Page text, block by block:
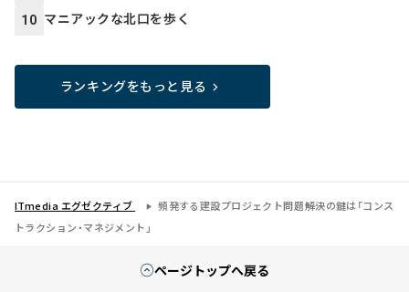
10 マニアックな北口を歩く
ランキングをもっと見る
ITmedia エグゼクティブ
頻発する建設プロジェクト問題――解決の鍵は「コンス
トラクション・マネジメント」
ページトップへ戻る